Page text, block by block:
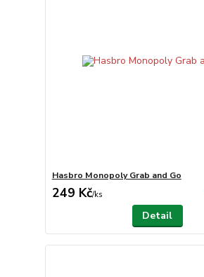
Hasbro Monopoly Grab and Go
249 Kč/ks
Detail